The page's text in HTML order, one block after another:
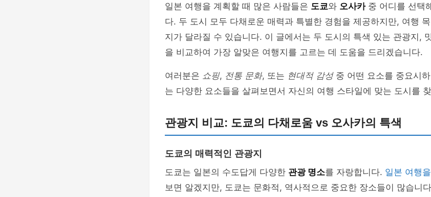
일본 여행을 계획할 때 많은 사람들은 도쿄와 오사카중 어디를 선택
다. 두 도시 모두 다채로운 매력과 특별한 경험을 제공하지만, 여행
지가 달라질 수 있습니다. 이 글에서는 두 도시의 특색 있는 관광지,
을 비교하여 가장 알맞은 여행지를 고르는 데 도움을 드리겠습니다.
여러분은 쇼핑, 전통 문화, 또는 현대적 감성중 어떤 요소를 중요시
는 다양한 요소들을 살펴보면서 자신의 여행 스타일에 맞는 도시를
관광지 비교: 도쿄의 다채로움 vs 오사카의 특색
도쿄의 매력적인 관광지
도쿄는 일본의 수도답게 다양한 관광 명소를 자랑합니다. 일본 여행
보면 알겠지만, 도쿄는 문화적, 역사적으로 중요한 장소들이 많습니